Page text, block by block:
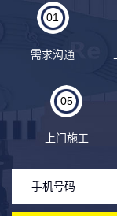
01
需求沟通
05
上门施工